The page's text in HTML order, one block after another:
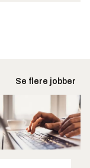
Se flere jobber